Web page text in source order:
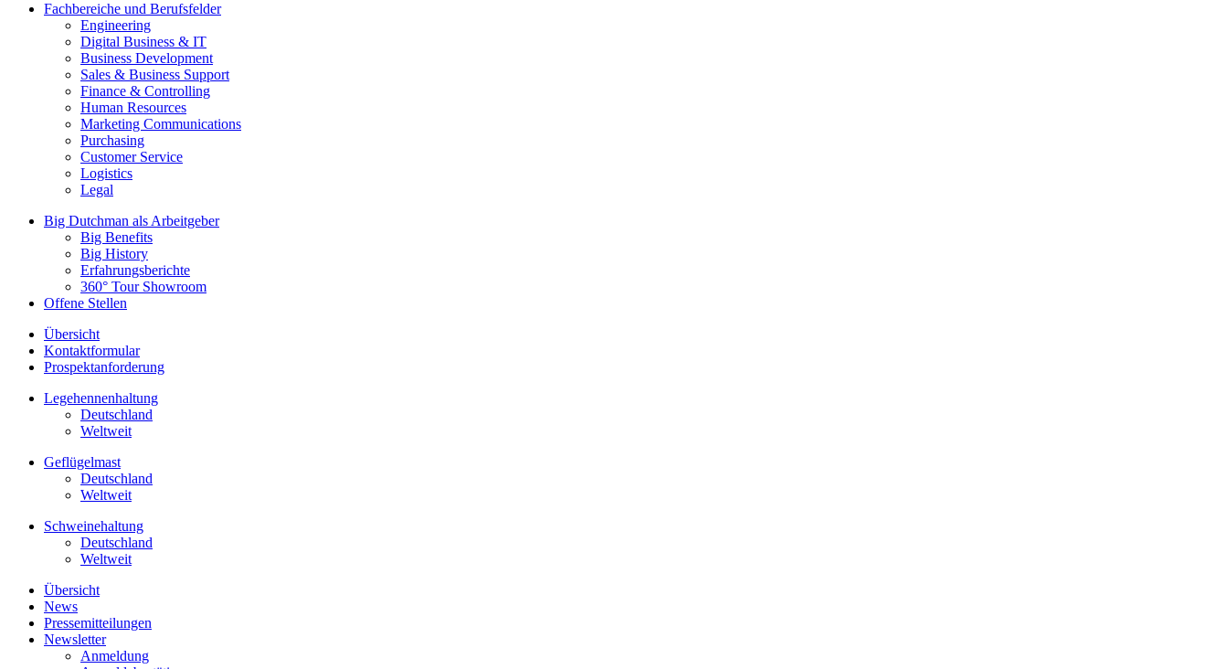
Fachbereiche und Berufsfelder
Engineering
Digital Business & IT
Business Development
Sales & Business Support
Finance & Controlling
Human Resources
Marketing Communications
Purchasing
Customer Service
Logistics
Legal
Big Dutchman als Arbeitgeber
Big Benefits
Big History
Erfahrungsberichte
360° Tour Showroom
Offene Stellen
Übersicht
Kontaktformular
Prospektanforderung
Legehennenhaltung
Deutschland
Weltweit
Geflügelmast
Deutschland
Weltweit
Schweinehaltung
Deutschland
Weltweit
Übersicht
News
Pressemitteilungen
Newsletter
Anmeldung